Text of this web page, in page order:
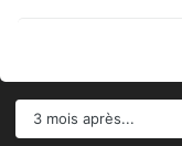
3 mois après...